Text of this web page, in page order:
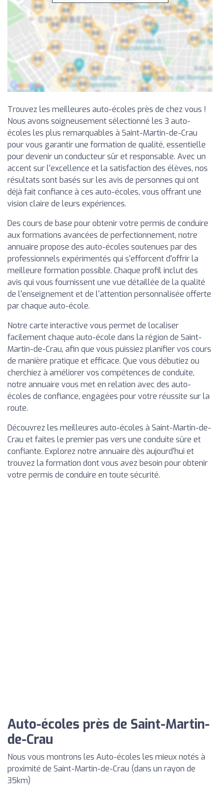
Trouvez les meilleures auto-écoles près de chez vous !
Nous avons soigneusement sélectionné les 3 auto-
écoles les plus remarquables à Saint-Martin-de-Crau
pour vous garantir une formation de qualité, essentielle
pour devenir un conducteur sûr et responsable. Avec un
accent sur l'excellence et la satisfaction des élèves, nos
résultats sont basés sur les avis de personnes qui ont
déjà fait confiance à ces auto-écoles, vous offrant une
vision claire de leurs expériences.
Des cours de base pour obtenir votre permis de conduire
aux formations avancées de perfectionnement, notre
annuaire propose des auto-écoles soutenues par des
professionnels expérimentés qui s'efforcent d'offrir la
meilleure formation possible. Chaque profil inclut des
avis qui vous fournissent une vue détaillée de la qualité
de l'enseignement et de l'attention personnalisée offerte
par chaque auto-école.
Notre carte interactive vous permet de localiser
facilement chaque auto-école dans la région de Saint-
Martin-de-Crau, afin que vous puissiez planifier vos cours
de manière pratique et efficace. Que vous débutiez ou
cherchiez à améliorer vos compétences de conduite,
notre annuaire vous met en relation avec des auto-
écoles de confiance, engagées pour votre réussite sur la
route.
Découvrez les meilleures auto-écoles à Saint-Martin-de-
Crau et faites le premier pas vers une conduite sûre et
confiante. Explorez notre annuaire dès aujourd'hui et
trouvez la formation dont vous avez besoin pour obtenir
votre permis de conduire en toute sécurité.
Auto-écoles près de Saint-Martin-
de-Crau
Nous vous montrons les Auto-écoles les mieux notés à
proximité de Saint-Martin-de-Crau (dans un rayon de
35km)